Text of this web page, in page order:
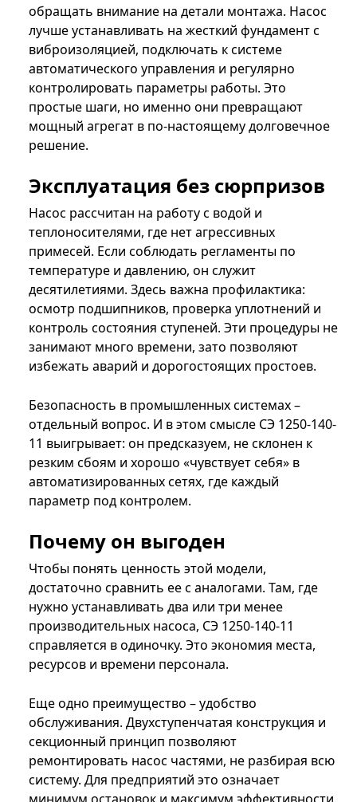
обращать внимание на детали монтажа. Насос
лучше устанавливать на жесткий фундамент с
виброизоляцией, подключать к системе
автоматического управления и регулярно
контролировать параметры работы. Это
простые шаги, но именно они превращают
мощный агрегат в по-настоящему долговечное
решение.
Эксплуатация без сюрпризов
Насос рассчитан на работу с водой и
теплоносителями, где нет агрессивных
примесей. Если соблюдать регламенты по
температуре и давлению, он служит
десятилетиями. Здесь важна профилактика:
осмотр подшипников, проверка уплотнений и
контроль состояния ступеней. Эти процедуры не
занимают много времени, зато позволяют
избежать аварий и дорогостоящих простоев.
Безопасность в промышленных системах –
отдельный вопрос. И в этом смысле СЭ 1250-140-
11 выигрывает: он предсказуем, не склонен к
резким сбоям и хорошо «чувствует себя» в
автоматизированных сетях, где каждый
параметр под контролем.
Почему он выгоден
Чтобы понять ценность этой модели,
достаточно сравнить ее с аналогами. Там, где
нужно устанавливать два или три менее
производительных насоса, СЭ 1250-140-11
справляется в одиночку. Это экономия места,
ресурсов и времени персонала.
Еще одно преимущество – удобство
обслуживания. Двухступенчатая конструкция и
секционный принцип позволяют
ремонтировать насос частями, не разбирая всю
систему. Для предприятий это означает